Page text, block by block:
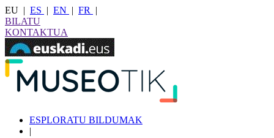
EU | ES | EN | FR
|
BILATU
KONTAKTUA
ESPLORATU BILDUMAK
|